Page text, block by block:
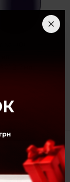
×
Купить